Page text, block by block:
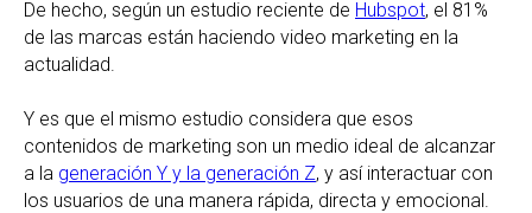
De hecho, según un estudio reciente de Hubspot, el 81%
de las marcas están haciendo video marketing en la
actualidad.
Y es que el mismo estudio considera que esos
contenidos de marketing son un medio ideal de alcanzar
a la generación Y y la generación Z, y así interactuar con
los usuarios de una manera rápida, directa y emocional.